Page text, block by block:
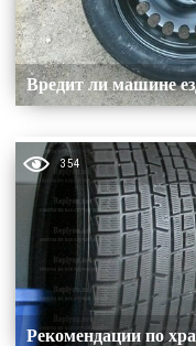
Вредит ли машине
354
Рекомендации по